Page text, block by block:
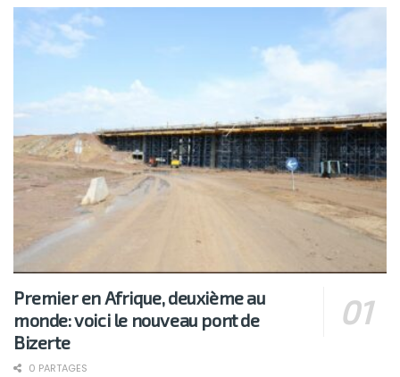
Premier en Afrique, deuxième au
monde: voici le nouveau pont de
Bizerte
0 PARTAGES